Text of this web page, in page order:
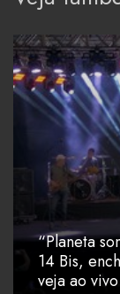
“Planeta
14 Bis,
veja ao vivo